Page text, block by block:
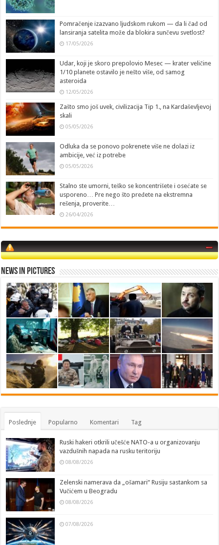
Pomračenje izazvano ljudskom rukom — da li čađ od
lansiranja satelita može da blokira sunčevu svetlost?
17/05/2026
Udar, koji je skoro prepolovio Mesec — krater veličine
1/10 planete ostavilo je nešto više, od samog
asteroida
12/05/2026
Zašto smo još uvek, civilizacija Tip 1., na Kardaševljevoj
skali
05/05/2026
Odluka da se ponovo pokrenete više ne dolazi iz
ambicije, već iz potrebe
05/05/2026
Stalno ste umorni, teško se koncentrišete i osećate se
usporeno… Pre nego što pređete na ekstremna
rešenja, proverite…
26/04/2026
News in Pictures
Poslednje Popularno Komentari Tag
Ruski hakeri otkrili učešće NATO-a u organizovanju
vazdušnih napada na rusku teritoriju
08/08/2026
Zelenski namerava da „ošamari“ Rusiju sastankom sa
Vučićem u Beogradu
08/08/2026
07/08/2026